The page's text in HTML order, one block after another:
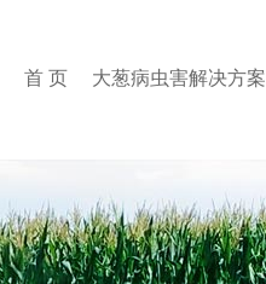
首 页 大葱病虫害解决方案